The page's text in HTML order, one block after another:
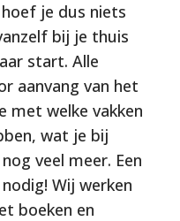
je dus niets
bij je thuis
start. Alle
aanvang van het
met welke vakken
wat je bij
veel meer. Een
Wij werken
boeken en